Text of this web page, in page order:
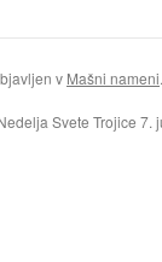
v Mašni nameni
Svete Trojice 7.